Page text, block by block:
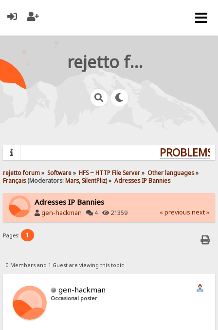
rejetto forum
rejetto forum» Software» HFS ~ HTTP File Server» Other languages»
Français(Moderators:Mars,SilentPliz) » Adresses IP Bannies
Adresses IP Bannies
gen-hackman · 4 · 21359 « previous next »
Pages: 1
0 Members and 1 Guest are viewing this topic.
gen-hackman
Occasional poster